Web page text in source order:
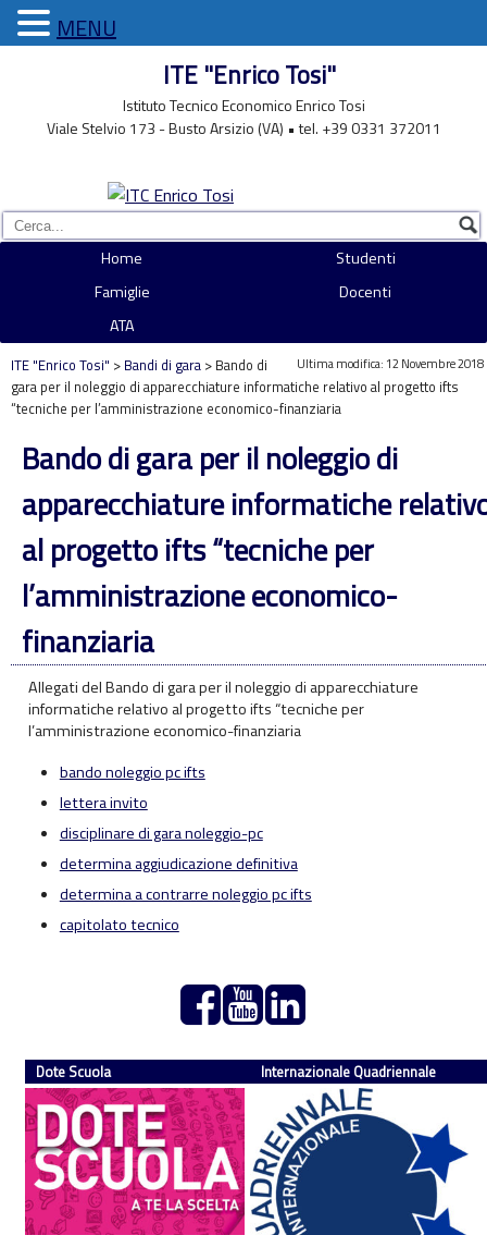
ITE "Enrico Tosi"
Istituto Tecnico Economico Enrico Tosi
Viale Stelvio 173 - Busto Arsizio (VA) • tel. +39 0331 372011
Home
Studenti
Famiglie
Docenti
ATA
Ultima modifica: 12 Novembre 2018
ITE "Enrico Tosi" > Bandi di gara > Bando di
gara per il noleggio di apparecchiature informatiche relativo al progetto ifts
“tecniche per l’amministrazione economico-finanziaria
Bando di gara per il noleggio di
apparecchiature informatiche
al progetto ifts “tecniche per
l’amministrazione economico-
finanziaria
Allegati del Bando di gara per il noleggio di apparecchiature
informatiche relativo al progetto ifts “tecniche per
l’amministrazione economico-finanziaria
bando noleggio pc ifts
lettera invito
disciplinare di gara noleggio-pc
determina aggiudicazione definitiva
determina a contrarre noleggio pc ifts
capitolato tecnico
Dote Scuola Internazionale Quadriennale
MENU